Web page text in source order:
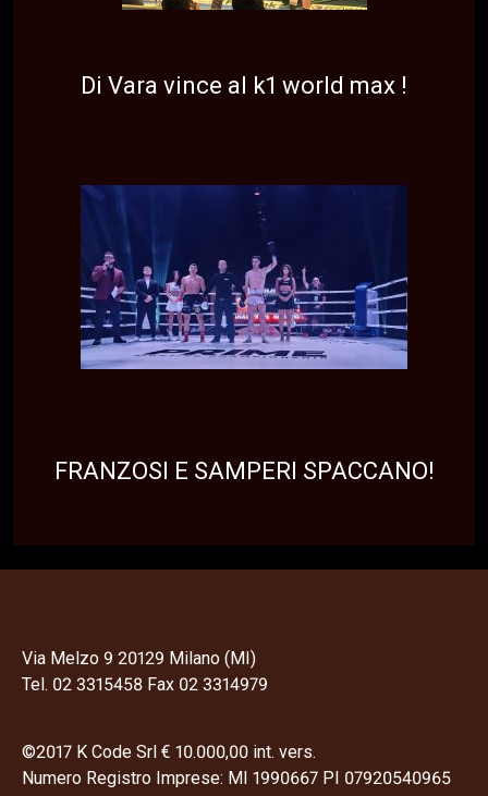
Di Vara vince al k1 world max !
FRANZOSI E SAMPERI SPACCANO!
Via Melzo 9 20129 Milano (MI)
Tel. 02 3315458 Fax 02 3314979
©2017 K Code Srl € 10.000,00 int. vers.
Numero Registro Imprese: MI 1990667 PI 07920540965